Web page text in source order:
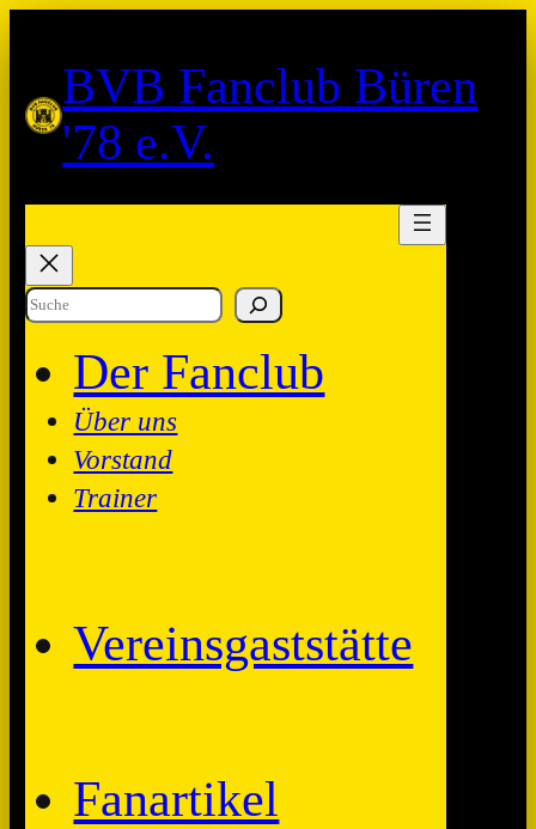
springenBVB Fanclub Büren
'78 e.V.
Suchen
Der Fanclub
Über uns
Vorstand
Trainer
Vereinsgaststätte
Fanartikel